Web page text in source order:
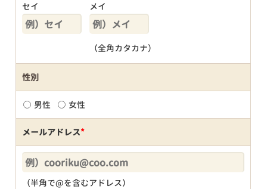
セイ メイ
（全角カタカナ）
性別
男性 女性
メールアドレス*
（半角で@を含むアドレス）